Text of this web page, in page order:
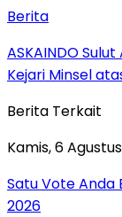
Berita
ASKAINDO
Kejari Minsel
Berita Terkait
Kamis, 6
Satu Vote Anda
2026